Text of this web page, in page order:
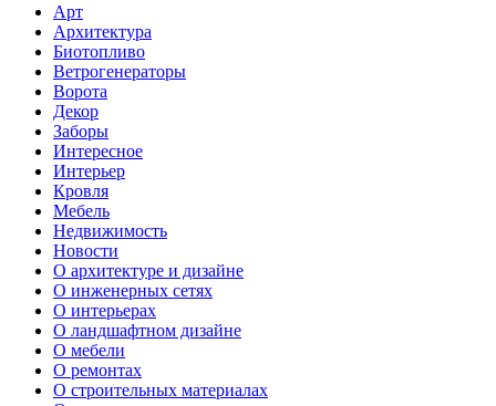
Арт
Архитектура
Биотопливо
Ветрогенераторы
Ворота
Декор
Заборы
Интересное
Интерьер
Кровля
Мебель
Недвижимость
Новости
О архитектуре и дизайне
О инженерных сетях
О интерьерах
О ландшафтном дизайне
О мебели
О ремонтах
О строительных материалах